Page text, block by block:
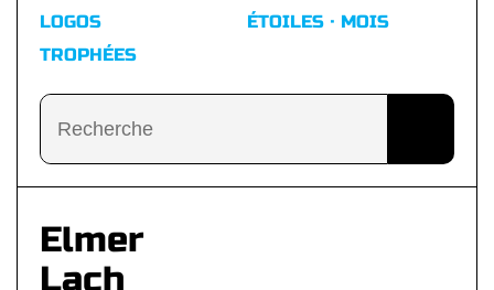
LOGOS
TROPHÉES
ÉTOILES · MOIS
Elmer
Lach